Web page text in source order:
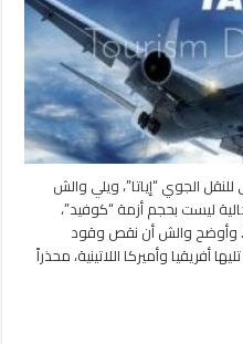
تحذر
من
إلغاء
رحلات
جوية
ورفع
الأسعار
مغلقة
الجوي “إياتا”، ويلي والش
ليست بحجم أزمة “كوفيد”،
وأوضح والش أن نقص وقود
أفريقيا وأميركا اللاتينية، محذراً